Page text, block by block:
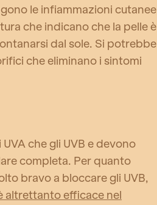
le infiammazioni cutanee
che indicano che la pelle è
dal sole. Si potrebbe
che eliminano i sintomi
che gli UVB e devono
completa. Per quanto
bravo a bloccare gli UVB,
altrettanto efficace nel